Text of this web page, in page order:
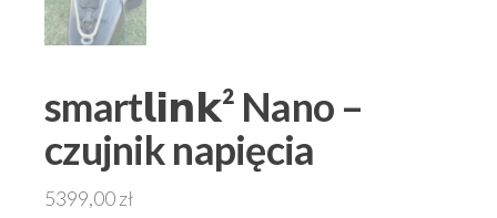
smart𝗹𝗶𝗻𝗸² Nano –
czujnik napięcia
5399,00zł